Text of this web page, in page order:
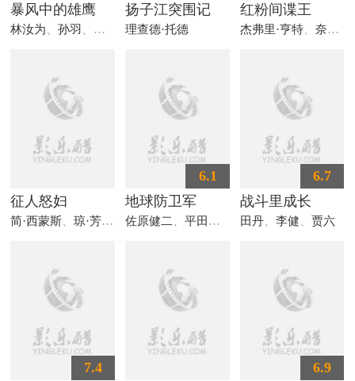
暴风中的雄鹰
林汝为 、孙羽 金焰
扬子江突围记
理查德·托德
红粉间谍王
杰弗里·亨特、 奈吉尔·帕特里克
征人怒妇
简·西蒙斯 、琼·芳登 、保罗·纽曼
6.1
地球防卫军
佐原健二 平田昭彦 、白川由美
6.7
战斗里成长
田丹、 李健 贾六
7.4
6.9